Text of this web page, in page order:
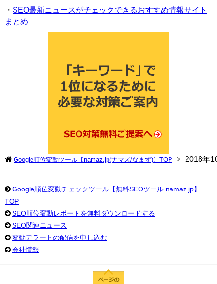
・ SEO最新ニュースがチェックできるおすすめ情報サイト
まとめ
Google順位変動ツール【namaz.jp(ナマズ/なまず)】TOP 2018年
Google順位変動チェックツール【無料SEOツール namaz.jp】
TOP
SEO順位変動レポートを無料ダウンロードする
SEO関連ニュース
変動アラートの配信を申し込む
会社情報